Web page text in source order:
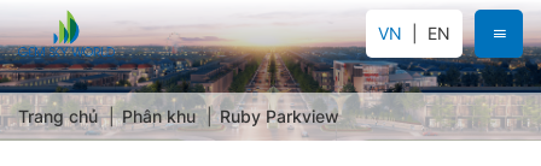
VN EN
Trang chủ Phân khu Ruby Parkview